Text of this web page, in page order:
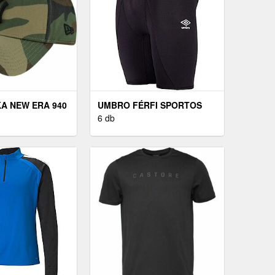
NEW ERA 940
BASIC
UMBRO FÉRFI SPORTOS
RÖVIDNADRÁG FÉRFI
6 db